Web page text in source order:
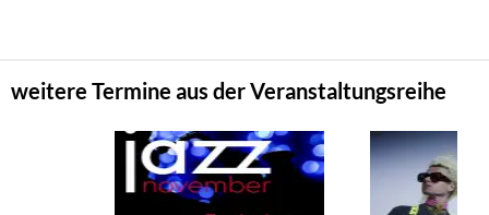
weitere Termine aus der Veranstaltungsreihe